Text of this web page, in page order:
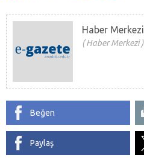
Haber Merkezi
Haber Merkezi
Beğen
Paylaş